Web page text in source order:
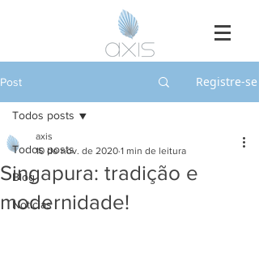
Post Registre-se
Todos posts
Blog
Notícias
Todos posts
Singapura: tradição e
modernidade!
axis
10 de nov. de 2020 1 min de leitura